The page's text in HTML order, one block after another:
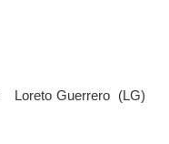
Loreto Guerrero (LG)